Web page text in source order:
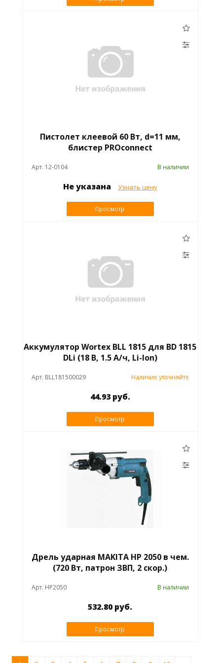
Пистолет клеевой 60 Вт, d=11 мм,
блистер PROconnect
Арт. 12-0104 В наличии
Не указана Узнать цену
Просмотр
Аккумулятор Wortex BLL 1815 для BD 1815
DLi (18 В, 1.5 А/ч, Li-Ion)
Арт. BLL181500029 Наличие уточняйте
44.93 руб.
Просмотр
Дрель ударная MAKITA HP 2050 в чем.
(720 Вт, патрон ЗВП, 2 скор.)
Арт. HP2050 В наличии
532.80 руб.
Просмотр